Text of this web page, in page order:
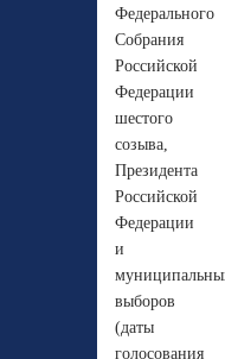
Федерального
Собрания
Российской
Федерации
шестого
созыва,
Президента
Российской
Федерации
и
выборов
(даты
голосования